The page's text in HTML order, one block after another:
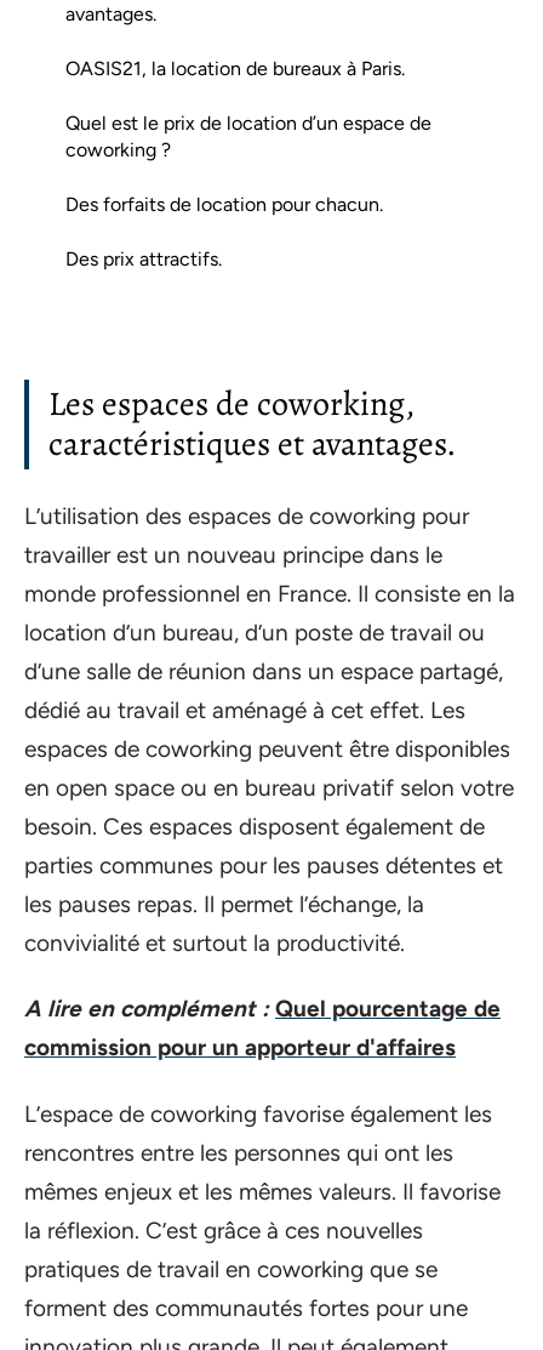
avantages.
OASIS21, la location de bureaux à Paris.
Quel est le prix de location d’un espace de
coworking ?
Des forfaits de location pour chacun.
Des prix attractifs.
Les espaces de coworking,
caractéristiques et avantages.
L’utilisation des espaces de coworking pour
travailler est un nouveau principe dans le
monde professionnel en France. Il consiste en la
location d’un bureau, d’un poste de travail ou
d’une salle de réunion dans un espace partagé,
dédié au travail et aménagé à cet effet. Les
espaces de coworking peuvent être disponibles
en open space ou en bureau privatif selon votre
besoin. Ces espaces disposent également de
parties communes pour les pauses détentes et
les pauses repas. Il permet l’échange, la
convivialité et surtout la productivité.
A lire en complément : Quel pourcentage de
commission pour un apporteur d'affaires
L’espace de coworking favorise également les
rencontres entre les personnes qui ont les
mêmes enjeux et les mêmes valeurs. Il favorise
la réflexion. C’est grâce à ces nouvelles
pratiques de travail en coworking que se
forment des communautés fortes pour une